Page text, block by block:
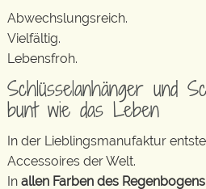
Abwechslungsreich.
Vielfältig.
Lebensfroh.
Schlüsselanhänger und
bunt wie das Leben
In der Lieblingsmanufaktur
Accessoires der Welt.
In allen Farben des Regenbogens